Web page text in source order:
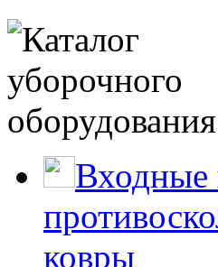
Входные
ковры